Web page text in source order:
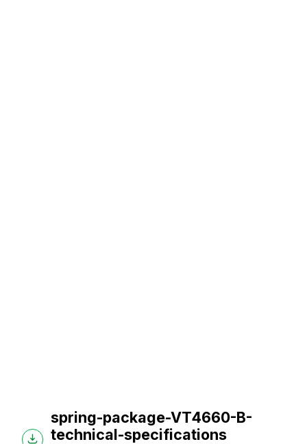
spring-package-VT4660-B-
technical-specifications